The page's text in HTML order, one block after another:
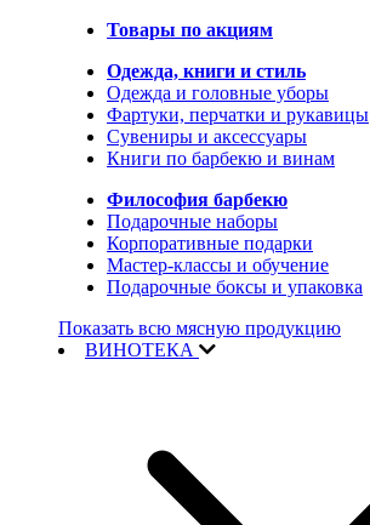
Товары по акциям
Одежда, книги и стиль
Одежда и головные уборы
Фартуки, перчатки и рукавицы
Сувениры и аксессуары
Книги по барбекю и винам
Философия барбекю
Подарочные наборы
Корпоративные подарки
Мастер-классы и обучение
Подарочные боксы и упаковка
Показать всю мясную продукцию
ВИНОТЕКА